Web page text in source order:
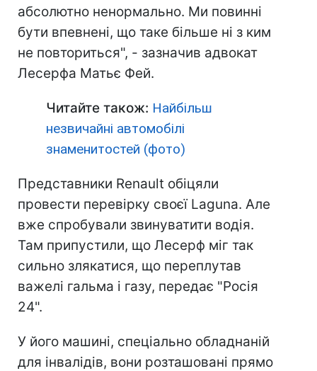
абсолютно ненормально. Ми повинні
бути впевнені, що таке більше ні з ким
не повториться", - зазначив адвокат
Лесерфа Матьє Фей.
Читайте також: Найбільш
незвичайні автомобілі
знаменитостей (фото)
Представники Renault обіцяли
провести перевірку своєї Laguna. Але
вже спробували звинуватити водія.
Там припустили, що Лесерф міг так
сильно злякатися, що переплутав
важелі гальма і газу, передає "Росія
24".
У його машині, спеціально обладнаній
для інвалідів, вони розташовані прямо